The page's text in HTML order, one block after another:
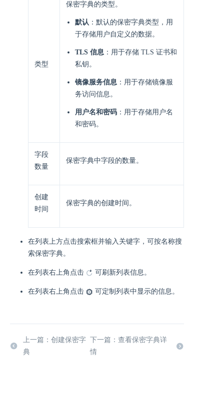
类型
保密字典的类型。
默认 ：默认的保密字典类型，用
于存储用户自定义的数据。
TLS 信息 ：用于存储 TLS 证书和
私钥。
镜像服务信息 ：用于存储镜像服
务访问信息。
用户名和密码 ：用于存储用户名
和密码。
字段
数量
保密字典中字段的数量。
创建
时间
保密字典的创建时间。
在列表上方点击搜索框并输入关键字，可按名称搜
索保密字典。
在列表右上角点击 可刷新列表信息。
在列表右上角点击 可定制列表中显示的信息。
上一篇：创建保密字
典
下一篇：查看保密字典详
情